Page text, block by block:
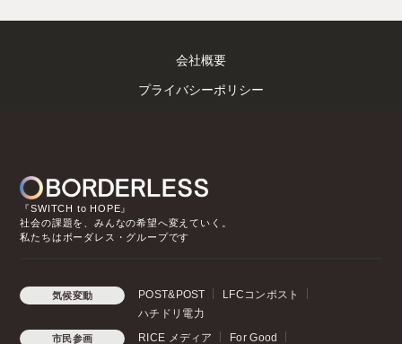
会社概要
プライバシーポリシー
『SWITCH to HOPE』
社会の課題を、みんなの希望へ変えていく。
私たちはボーダレス・グループです
気候変動 POST&POST
LFCコンポスト
ハチドリ電力
市民参画 RICE メディア
For Good